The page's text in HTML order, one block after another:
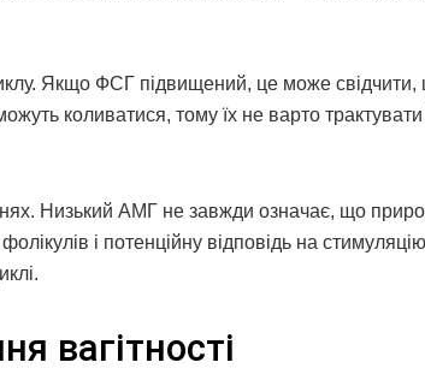
Якщо ФСГ підвищений, це може
коливатися, тому їх не варто
Низький АМГ не завжди означає, що
і потенційну відповідь на
вагітності